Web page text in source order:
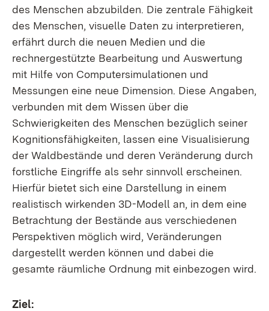
des Menschen abzubilden. Die zentrale Fähigkeit
des Menschen, visuelle Daten zu interpretieren,
erfährt durch die neuen Medien und die
rechnergestützte Bearbeitung und Auswertung
mit Hilfe von Computersimulationen und
Messungen eine neue Dimension. Diese Angaben,
verbunden mit dem Wissen über die
Schwierigkeiten des Menschen bezüglich seiner
Kognitionsfähigkeiten, lassen eine Visualisierung
der Waldbestände und deren Veränderung durch
forstliche Eingriffe als sehr sinnvoll erscheinen.
Hierfür bietet sich eine Darstellung in einem
realistisch wirkenden 3D-Modell an, in dem eine
Betrachtung der Bestände aus verschiedenen
Perspektiven möglich wird, Veränderungen
dargestellt werden können und dabei die
gesamte räumliche Ordnung mit einbezogen wird.
Ziel: